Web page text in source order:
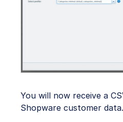
You will now receive a
Shopware customer data.